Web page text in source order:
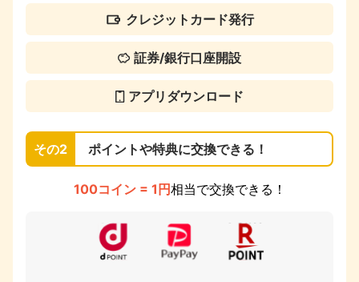
クレジットカード発行
証券/銀行口座開設
アプリダウンロード
その2 ポイントや特典に交換できる！
100コイン = 1円相当で交換できる！